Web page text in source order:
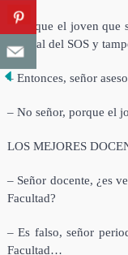
– Porque el joven
la señal del SOS y
– Entonces, señor
– No señor, porque el
LOS MEJORES
– Señor docente, ¿es
Facultad?
– Es falso, señor
Facultad…